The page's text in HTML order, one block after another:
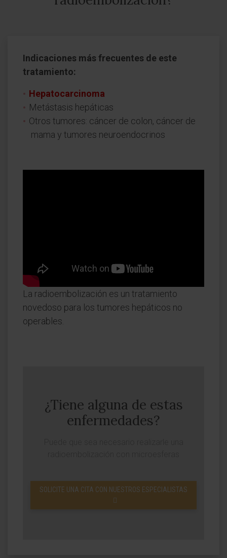
Indicaciones más frecuentes de este
tratamiento:
Hepatocarcinoma
Metástasis hepáticas
Otros tumores: cáncer de colon, cáncer de
mama y tumores neuroendocrinos
La radioembolización es un tratamiento
novedoso para los tumores hepáticos no
operables.
¿Tiene alguna de estas
enfermedades?
SOLICITE UNA CITA CON NUESTROS ESPECIALISTAS